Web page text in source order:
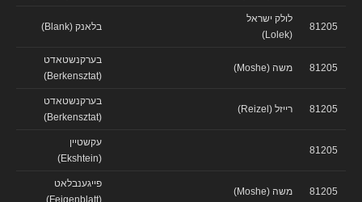
81205
לולק ישראל
(Lolek)
בלאנק (Blank)
81205 משה (Moshe)
בערקנשטאדט
(Berkensztat)
81205 רייזל (Reizel)
בערקנשטאדט
(Berkensztat)
81205
עקשטיין
(Ekshtein)
81205 משה (Moshe)
פייגענבלאט
(Feigenblatt)